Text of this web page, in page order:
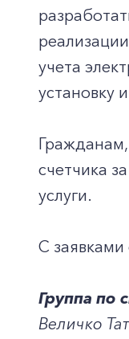
учета
установку
счетчика
услуги.
С
Группа по
Величко